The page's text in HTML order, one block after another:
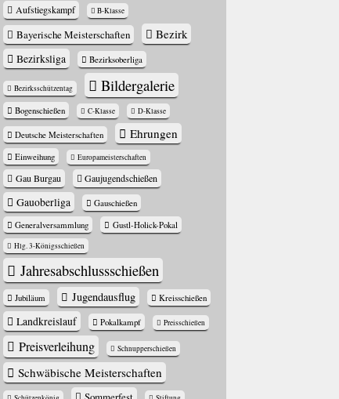
Aufstiegskampf B-Klasse
Bayerische Meisterschaften Bezirk
Bezirksliga Bezirksoberliga
Bezirksschützentag Bildergalerie
Bogenschießen C-Klasse D-Klasse
Deutsche Meisterschaften Ehrungen
Einweihung Europameisterschaften
Gau Burgau Gaujugendschießen
Gauoberliga
Gauschießen
Generalversammlung
Gustl-Holick-Pokal
Hlg. 3-Königsschießen
Jahres­abschluss­schießen
Jubiläum Jugendausflug Kreisschießen
Landkreislauf Pokalkampf Preisschießen
Preisverleihung Schnupperschießen
Schwäbische Meisterschaften